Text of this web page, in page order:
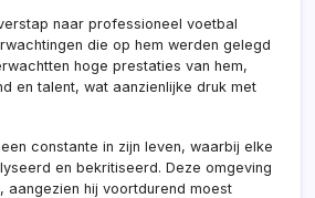
naar professioneel voetbal
die op hem werden gelegd
hoge prestaties van hem,
en talent, wat aanzienlijke druk met
constante in zijn leven, waarbij elke
en bekritiseerd. Deze omgeving
aangezien hij voortdurend moest